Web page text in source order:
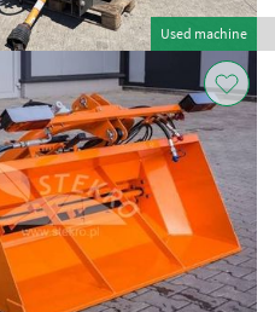
Used machine